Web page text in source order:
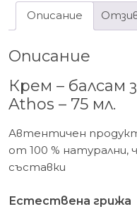
Описание
Описание
Крем – балсам
Athos – 75 мл.
Автентичен
от 100 %
съставки
Естествена грижа